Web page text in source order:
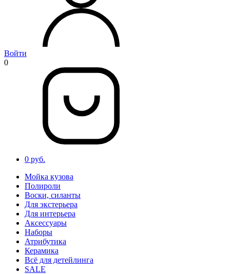
Войти
0
0 руб.
Мойка кузова
Полироли
Воски, силанты
Для экстерьера
Для интерьера
Аксессуары
Наборы
Атрибутика
Керамика
Всё для детейлинга
SALE